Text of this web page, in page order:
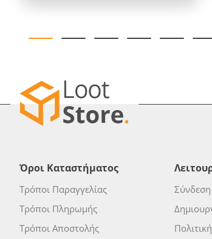
Όροι Καταστήματος
Τρόποι Παραγγελίας
Τρόποι Πληρωμής
Τρόποι Αποστολής